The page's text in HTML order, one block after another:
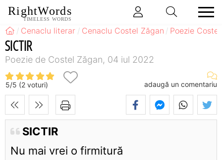
RightWords
TIMELESS WORDS
Cenaclu literar Cenaclu Costel Zăgan Poezie
SICTIR
Poezie de Costel Zăgan, 04 iul 2022
5/5 (2 voturi) adaugă un comentariu
SICTIR
Nu mai vrei o firmitură